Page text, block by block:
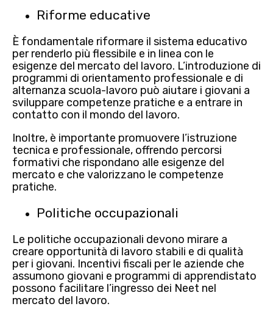
Riforme educative
È fondamentale riformare il sistema educativo
per renderlo più flessibile e in linea con le
esigenze del mercato del lavoro. L’introduzione di
programmi di orientamento professionale e di
alternanza scuola-lavoro può aiutare i giovani a
sviluppare competenze pratiche e a entrare in
contatto con il mondo del lavoro.
Inoltre, è importante promuovere l’istruzione
tecnica e professionale, offrendo percorsi
formativi che rispondano alle esigenze del
mercato e che valorizzano le competenze
pratiche.
Politiche occupazionali
Le politiche occupazionali devono mirare a
creare opportunità di lavoro stabili e di qualità
per i giovani. Incentivi fiscali per le aziende che
assumono giovani e programmi di apprendistato
possono facilitare l’ingresso dei Neet nel
mercato del lavoro.